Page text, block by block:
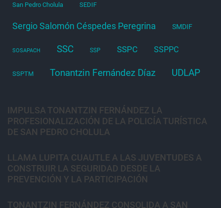
San Pedro Cholula SEDIF
Sergio Salomón Céspedes Peregrina SMDIF
SOSAPACH SSC SSP SSPC SSPPC
SSPTM Tonantzin Fernández Díaz UDLAP
IMPULSA TONANTZIN FERNÁNDEZ LA
PROFESIONALIZACIÓN DE LA POLICÍA TURÍSTICA
DE SAN PEDRO CHOLULA
LLAMA LUPITA CUAUTLE A LAS JUVENTUDES A
CONSTRUIR LA SEGURIDAD DESDE LA
PREVENCIÓN Y LA PARTICIPACIÓN
TONANTZIN FERNÁNDEZ CONSOLIDA A SAN